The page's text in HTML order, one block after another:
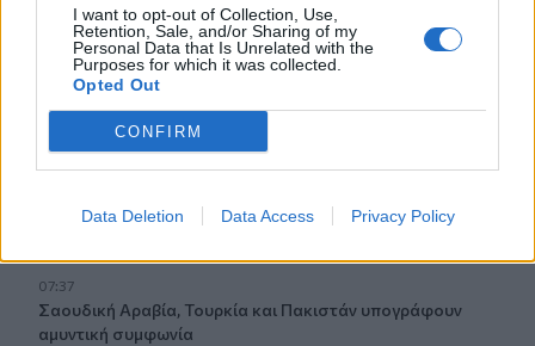
I want to opt-out of Collection, Use,
Retention, Sale, and/or Sharing of my
Personal Data that Is Unrelated with the
Purposes for which it was collected.
Opted Out
CONFIRM
Data Deletion Data Access Privacy Policy
07:59
Τα πρωτοσέλιδα των εφημερίδων
07:52
Σεισμός 5,8 βαθμών στις δυτικές Φιλιππίνες
Φωτιά τα ξημερώματα στη Σητεία - Η δεύτερη μέσα σε
07:37
Σαουδική Αραβία, Τουρκία και Πακιστάν υπογράφουν
αμυντική συμφωνία